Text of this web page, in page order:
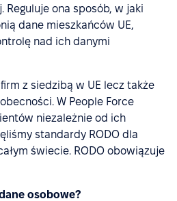
Reguluje ona sposób, w jaki
dane mieszkańców UE,
nad ich danymi
z siedzibą w UE lecz także
W People Force
niezależnie od ich
standardy RODO dla
świecie. RODO obowiązuje
osobowe?